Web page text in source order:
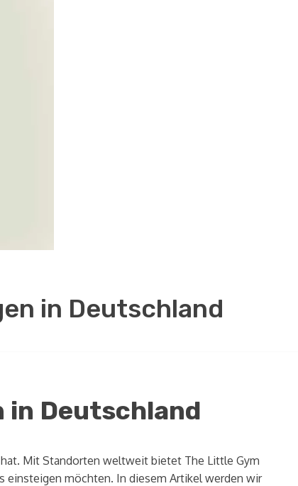
in Deutschland
in Deutschland
Mit Standorten weltweit bietet The Little Gym
einsteigen möchten. In diesem Artikel werden wir